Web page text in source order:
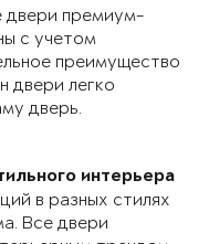
двери премиум-
с учетом
преимущество
двери легко
дверь.
интерьера
в разных стилях
Все двери